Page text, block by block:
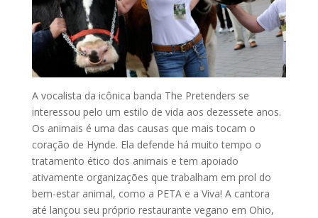
A vocalista da icônica banda The Pretenders se
interessou pelo um estilo de vida aos dezessete anos.
Os animais é uma das causas que mais tocam o
coração de Hynde. Ela defende há muito tempo o
tratamento ético dos animais e tem apoiado
ativamente organizações que trabalham em prol do
bem-estar animal, como a PETA e a Viva! A cantora
até lançou seu próprio restaurante vegano em Ohio,